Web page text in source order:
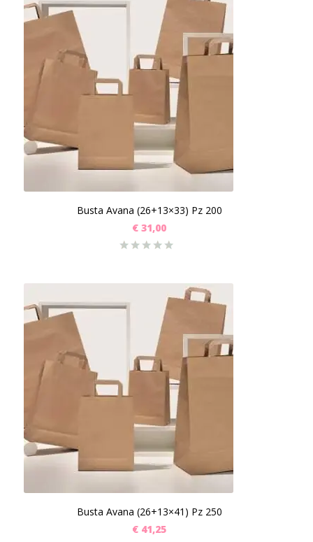
Busta Avana (26+13×33) Pz 200
€ 31,00
Busta Avana (26+13×41) Pz 250
€ 41,25